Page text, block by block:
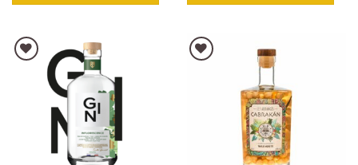
AJOUTER À LA LISTE D'ENVIES